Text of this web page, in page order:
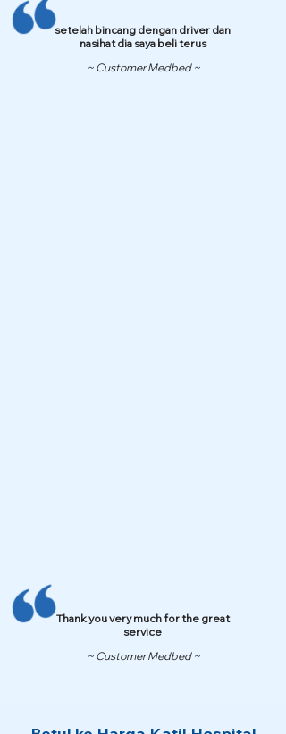
setelah bincang dengan driver dan
nasihat dia saya beli terus
~ Customer Medbed ~
Thank you very much for the great
service
~ Customer Medbed ~